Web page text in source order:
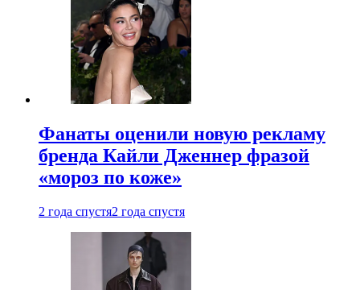
Фанаты оценили новую рекламу
бренда Кайли Дженнер фразой
«мороз по коже»
2 года спустя2 года спустя